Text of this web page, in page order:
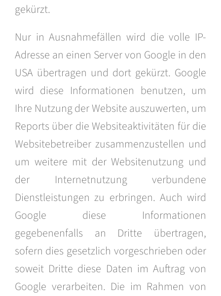
gekürzt.
Nur in Ausnahmefällen wird die volle IP-
Adresse an einen Server von Google in den
USA übertragen und dort gekürzt. Google
wird diese Informationen benutzen, um
Ihre Nutzung der Website auszuwerten, um
Reports über die Websiteaktivitäten für die
Websitebetreiber zusammenzustellen und
um weitere mit der Websitenutzung und
der Internetnutzung verbundene
Dienstleistungen zu erbringen. Auch wird
Google diese Informationen
gegebenenfalls an Dritte übertragen,
sofern dies gesetzlich vorgeschrieben oder
soweit Dritte diese Daten im Auftrag von
Google verarbeiten. Die im Rahmen von